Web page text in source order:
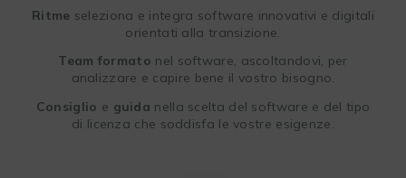
Ritme seleziona e integra software innovativi e digitali
orientati alla transizione.
Team formato nel software, ascoltandovi, per
analizzare e capire bene il vostro bisogno.
Consiglio e guida nella scelta del software e del tipo
di licenza che soddisfa le vostre esigenze.